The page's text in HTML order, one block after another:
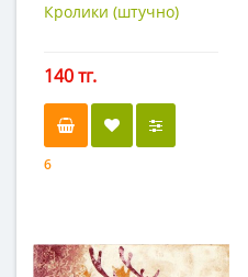
Кролики (штучно)
140 тг.
6